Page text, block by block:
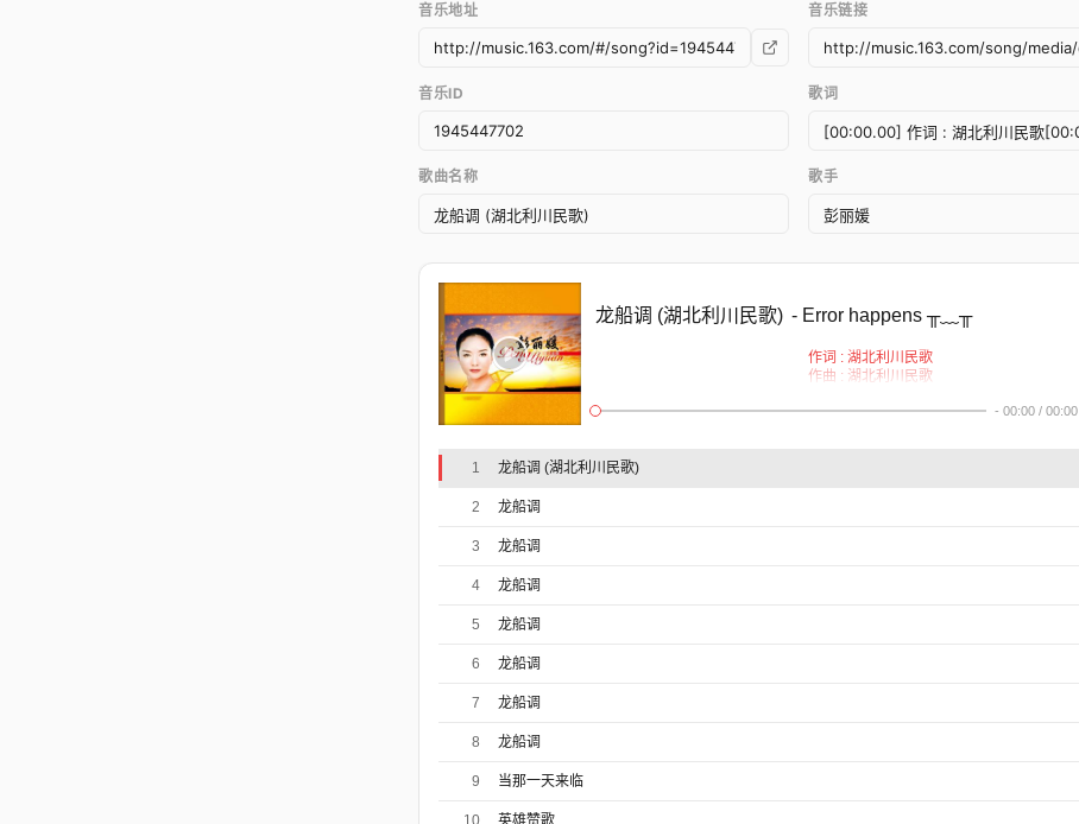
音乐地址 音乐链接
音乐ID 歌词
歌曲名称 歌手
龙船调 (湖北利川民歌) - Error happens ╥﹏╥
作词 : 湖北利川民歌
作曲 : 湖北利川民歌
妹娃去拜年哪儿喂
- 00:00 / 00:00
1 龙船调 (湖北利川民歌)
2 龙船调
3 龙船调
4 龙船调
5 龙船调
6 龙船调
7 龙船调
8 龙船调
9 当那一天来临
10 英雄赞歌